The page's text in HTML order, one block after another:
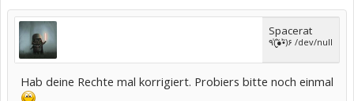
Spacerat
٩(̾●̮̮̃̾•̃̾)۶ /dev/null
Hab deine Rechte mal korrigiert. Probiers bitte noch einmal